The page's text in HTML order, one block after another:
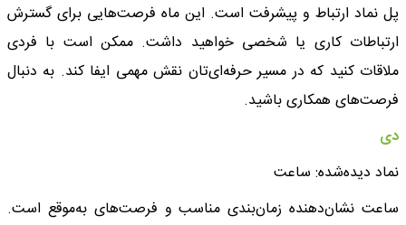
پل نماد ارتباط و پیشرفت است. این ماه فرصت‌هایی برای گسترش
ارتباطات کاری یا شخصی خواهید داشت. ممکن است با فردی
ملاقات کنید که در مسیر حرفه‌ای‌تان نقش مهمی ایفا کند. به دنبال
فرصت‌های همکاری باشید.
دی
نماد دیده‌شده: ساعت
ساعت نشان‌دهنده زمان‌بندی مناسب و فرصت‌های به‌موقع است.